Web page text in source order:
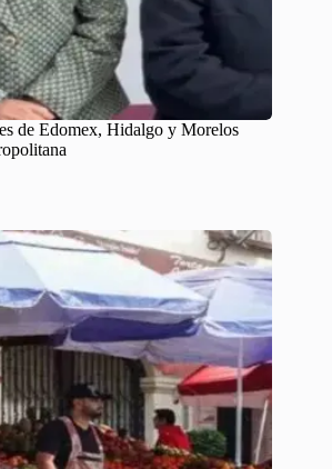
de Edomex, Hidalgo y Morelos